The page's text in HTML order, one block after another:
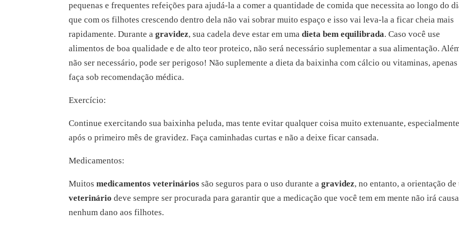
pequenas e frequentes refeições para ajudá-la a comer a quantidade de comida que necessita ao longo do
que com os filhotes crescendo dentro dela não vai sobrar muito espaço e isso vai leva-la a ficar cheia mais
rapidamente. Durante agravidez, sua cadela deve estar em umadieta bem equilibrada. Caso você use
alimentos de boa qualidade e de alto teor proteico, não será necessário suplementar a sua alimentação.
não ser necessário, pode ser perigoso! Não suplemente a dieta da baixinha com cálcio ou vitaminas, apenas
faça sob recomendação médica.
Exercício:
Continue exercitando sua baixinha peluda, mas tente evitar qualquer coisa muito extenuante, especialmente
após o primeiro mês de gravidez. Faça caminhadas curtas e não a deixe ficar cansada.
Medicamentos:
Muitosmedicamentos veterinários são seguros para o uso durante agravidez, no entanto, a orientação de
veterináriodeve sempre ser procurada para garantir que a medicação que você tem em mente não irá
nenhum dano aos filhotes.